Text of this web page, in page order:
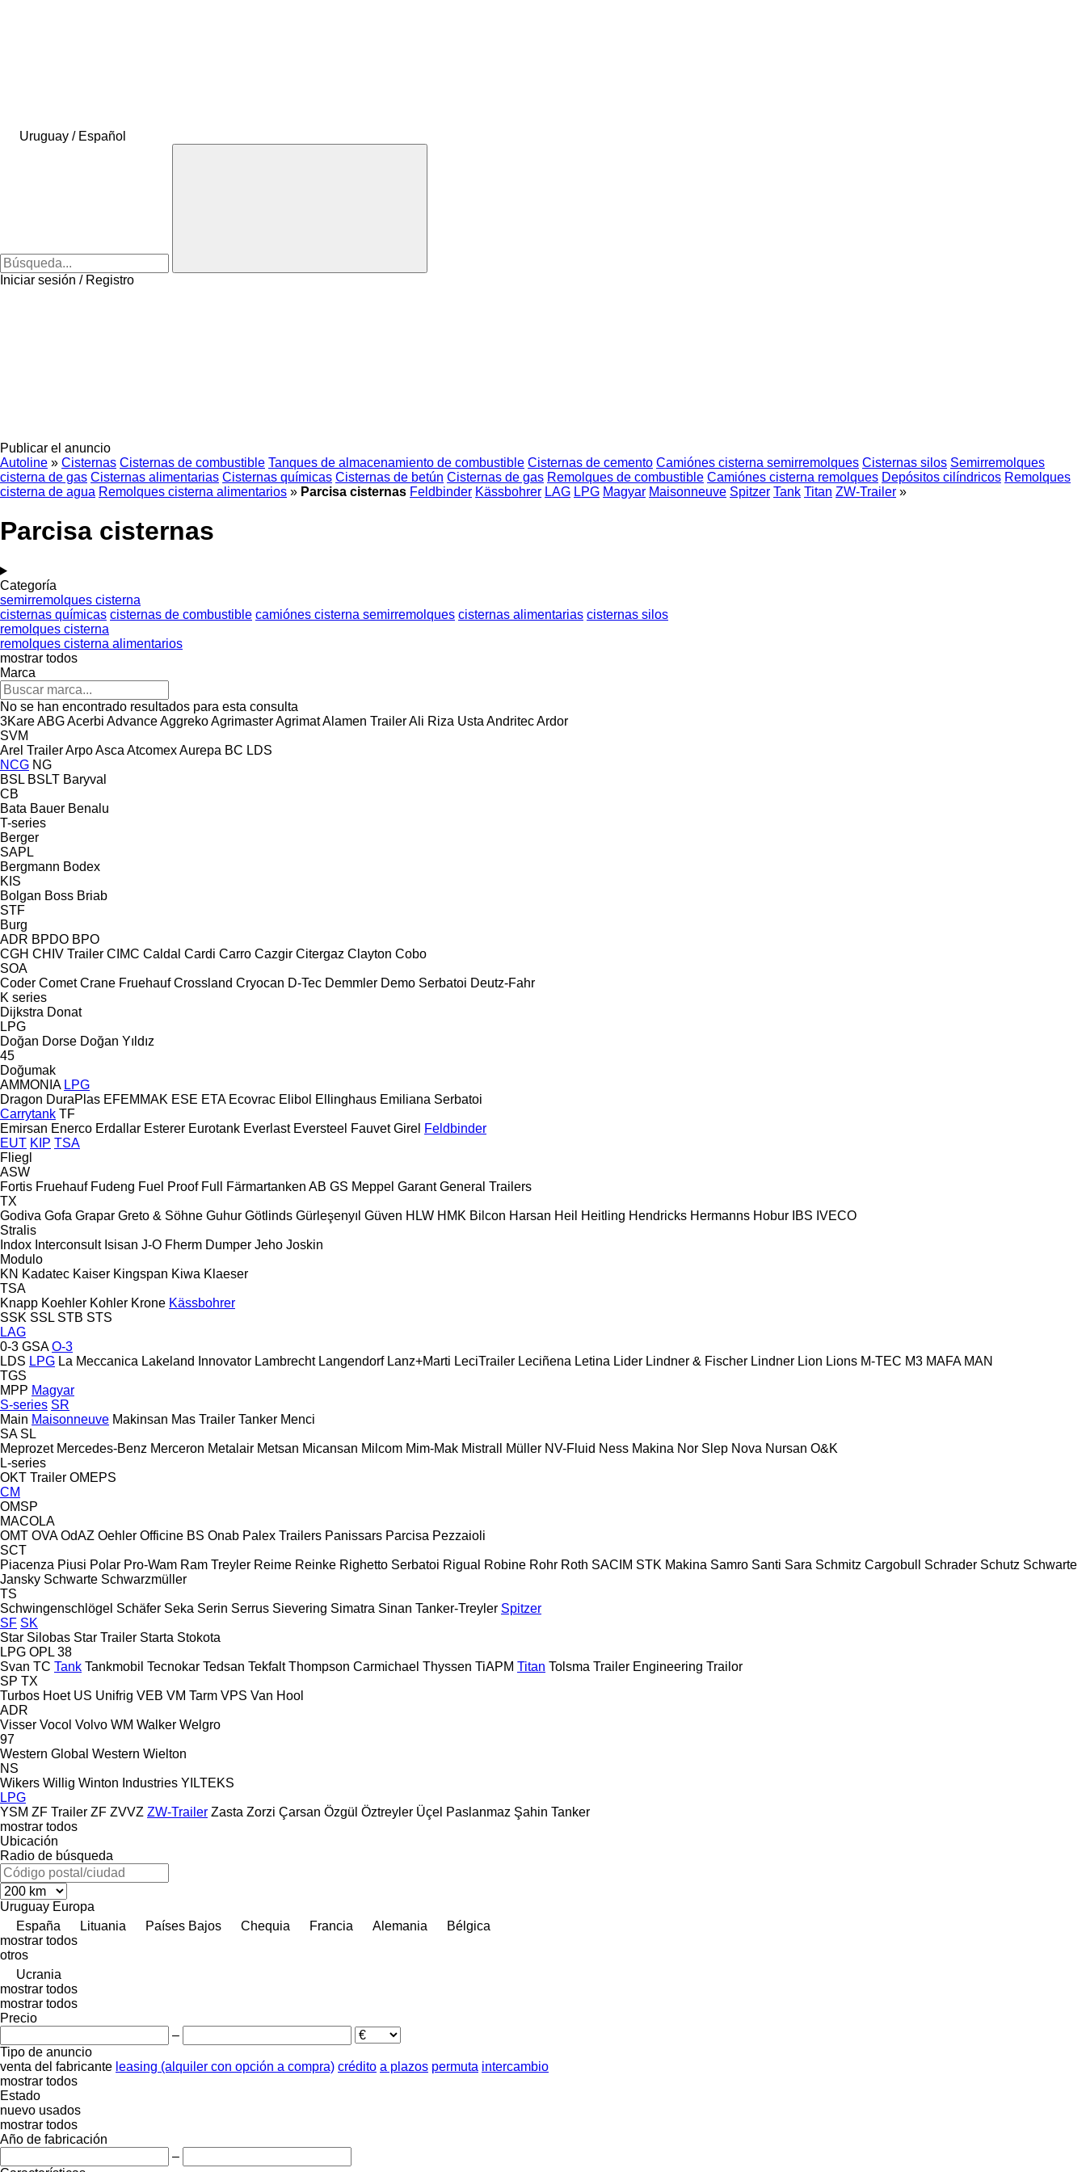
Uruguay / Español
Iniciar sesión / Registro
Publicar el anuncio
Autoline » Cisternas Cisternas de combustible Tanques de almacenamiento de combustible Cisternas de cemento Camiónes cisterna semirremolques Cisternas silos Semirremolques
cisterna de gas Cisternas alimentarias Cisternas químicas Cisternas de betún Cisternas de gas Remolques de combustible Camiónes cisterna remolques Depósitos cilíndricos Remolques
cisterna de agua Remolques cisterna alimentarios » Parcisa cisternas Feldbinder Kässbohrer LAG LPG Magyar Maisonneuve Spitzer Tank Titan ZW-Trailer »
Parcisa cisternas
Categoría
semirremolques cisterna
cisternas químicas cisternas de combustible camiónes cisterna semirremolques cisternas alimentarias cisternas silos
remolques cisterna
remolques cisterna alimentarios
mostrar todos
Marca
No se han encontrado resultados para esta consulta
3KareABGAcerbi AdvanceAggrekoAgrimasterAgrimatAlamen TrailerAli Riza Usta AndritecArdor
SVM
Arel TrailerArpoAsca AtcomexAurepa BC LDS
NCG NG
BSL BSLT Baryval
CB
Bata Bauer Benalu
T-series
Berger
SAPL
Bergmann Bodex
KIS
Bolgan Boss Briab
STF
Burg
ADR BPDO BPO
CGH CHIV Trailer CIMC Caldal Cardi Carro Cazgir Citergaz Clayton Cobo
SOA
Coder Comet Crane Fruehauf Crossland Cryocan D-Tec Demmler Demo Serbatoi Deutz-Fahr
K series
Dijkstra Donat
LPG
Doğan Dorse Doğan Yıldız
45
Doğumak
AMMONIA LPG
Dragon DuraPlas EFEMMAK ESE ETA Ecovrac Elibol Ellinghaus Emiliana Serbatoi
Carrytank TF
Emirsan Enerco Erdallar Esterer Eurotank Everlast Eversteel Fauvet Girel Feldbinder
EUT KIP TSA
Fliegl
ASW
Fortis Fruehauf Fudeng Fuel Proof Full Färmartanken AB GS Meppel Garant General Trailers
TX
Godiva Gofa Grapar Greto & Söhne Guhur Götlinds Gürleşenyıl Güven HLW HMK Bilcon Harsan Heil Heitling Hendricks Hermanns Hobur IBS IVECO
Stralis
Indox Interconsult Isisan J-O Fherm Dumper Jeho Joskin
Modulo
KN Kadatec Kaiser Kingspan Kiwa Klaeser
TSA
Knapp Koehler Kohler Krone Kässbohrer
SSK SSL STB STS
LAG
0-3 GSA O-3
LDS LPG La Meccanica Lakeland Innovator Lambrecht Langendorf Lanz+Marti LeciTrailer Leciñena Letina Lider Lindner & Fischer Lindner Lion Lions M-TEC M3 MAFA MAN
TGS
MPP Magyar
S-series SR
Main Maisonneuve Makinsan Mas Trailer Tanker Menci
SA SL
Meprozet Mercedes-Benz Merceron Metalair Metsan Micansan Milcom Mim-Mak Mistrall Müller NV-Fluid Ness Makina Nor Slep Nova Nursan O&K
L-series
OKT Trailer OMEPS
CM
OMSP
MACOLA
OMT OVA OdAZ Oehler Officine BS Onab Palex Trailers Panissars Parcisa Pezzaioli
SCT
Piacenza Piusi Polar Pro-Wam Ram Treyler Reime Reinke Righetto Serbatoi Rigual Robine Rohr Roth SACIM STK Makina Samro Santi Sara Schmitz Cargobull Schrader Schutz Schwarte
Jansky Schwarte Schwarzmüller
TS
Schwingenschlögel Schäfer Seka Serin Serrus Sievering Simatra Sinan Tanker-Treyler Spitzer
SF SK
Star Silobas Star Trailer Starta Stokota
LPG OPL 38
Svan TC Tank Tankmobil Tecnokar Tedsan Tekfalt Thompson Carmichael Thyssen TiAPM Titan Tolsma Trailer Engineering Trailor
SP TX
Turbos Hoet US Unifrig VEB VM Tarm VPS Van Hool
ADR
Visser Vocol Volvo WM Walker Welgro
97
Western Global Western Wielton
NS
Wikers Willig Winton Industries YILTEKS
LPG
YSM ZF Trailer ZF ZVVZ ZW-Trailer Zasta Zorzi Çarsan Özgül Öztreyler Üçel Paslanmaz Şahin Tanker
mostrar todos
Ubicación
Radio de búsqueda
Uruguay Europa
España
Lituania Países Bajos Chequia Francia Alemania
Bélgica
mostrar todos
otros
Ucrania
mostrar todos
mostrar todos
Precio
–
Tipo de anuncio
venta del fabricante leasing (alquiler con opción a compra) crédito a plazos permuta intercambio
mostrar todos
Estado
nuevo usados
mostrar todos
Año de fabricación
–